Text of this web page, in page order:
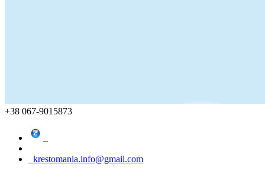
+38 067-9015873
krestomania.info@gmail.com